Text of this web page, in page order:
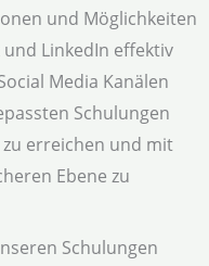
und Möglichkeiten
LinkedIn effektiv
Media Kanälen
Schulungen
erreichen und mit
Ebene zu
Schulungen